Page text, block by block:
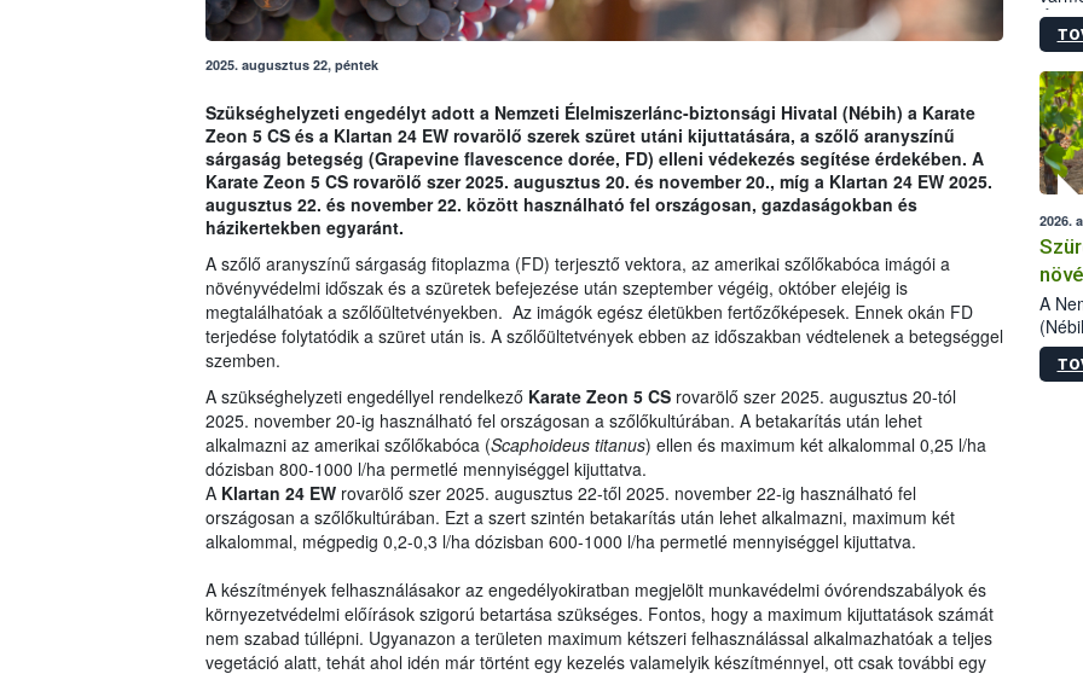
2025. augusztus 22, péntek
Szükséghelyzeti engedélyt adott a Nemzeti Élelmiszerlánc-biztonsági Hivatal (Nébih) a Karate
Zeon 5 CS és a Klartan 24 EW rovarölő szerek szüret utáni kijuttatására, a szőlő aranyszínű
sárgaság betegség (Grapevine flavescence dorée, FD) elleni védekezés segítése érdekében. A
Karate Zeon 5 CS rovarölő szer 2025. augusztus 20. és november 20., míg a Klartan 24 EW 2025.
augusztus 22. és november 22. között használható fel országosan, gazdaságokban és
házikertekben egyaránt.
A szőlő aranyszínű sárgaság fitoplazma (FD) terjesztő vektora, az amerikai szőlőkabóca imágói a
növényvédelmi időszak és a szüretek befejezése után szeptember végéig, október elejéig is
megtalálhatóak a szőlőültetvényekben. Az imágók egész életükben fertőzőképesek. Ennek okán FD
terjedése folytatódik a szüret után is. A szőlőültetvények ebben az időszakban védtelenek a betegséggel
szemben.
A szükséghelyzeti engedéllyel rendelkező Karate Zeon 5 CSrovarölő szer 2025. augusztus 20-tól
2025. november 20-ig használható fel országosan a szőlőkultúrában. A betakarítás után lehet
alkalmazni az amerikai szőlőkabóca (Scaphoideus titanus) ellen és maximum két alkalommal 0,25 l/ha
dózisban 800-1000 l/ha permetlé mennyiséggel kijuttatva.
A Klartan 24 EWrovarölő szer 2025. augusztus 22-től 2025. november 22-ig használható fel
országosan a szőlőkultúrában. Ezt a szert szintén betakarítás után lehet alkalmazni, maximum két
alkalommal, mégpedig 0,2-0,3 l/ha dózisban 600-1000 l/ha permetlé mennyiséggel kijuttatva.
A készítmények felhasználásakor az engedélyokiratban megjelölt munkavédelmi óvórendszabályok és
környezetvédelmi előírások szigorú betartása szükséges. Fontos, hogy a maximum kijuttatások számát
nem szabad túllépni. Ugyanazon a területen maximum kétszeri felhasználással alkalmazhatóak a teljes
vegetáció alatt, tehát ahol idén már történt egy kezelés valamelyik készítménnyel, ott csak további egy
2026.
A